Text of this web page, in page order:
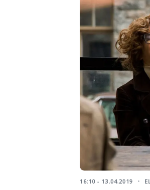
16:10 - 13.04.2019